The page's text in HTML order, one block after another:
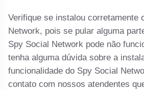
Verifique se instalou corretamente
Network, pois se pular alguma
Spy Social Network pode não
tenha alguma dúvida sobre a
funcionalidade do Spy Social
contato com nossos atendentes